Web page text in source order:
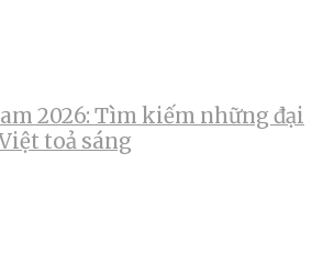
2026: Tìm kiếm những đại
toả sáng